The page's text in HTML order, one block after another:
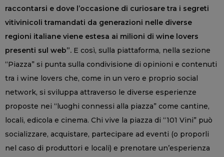
raccontarsi e dove l’occasione di curiosare tra i segreti
vitivinicoli tramandati da generazioni nelle diverse
regioni italiane viene estesa ai milioni di wine lovers
presenti sul web”. E così, sulla piattaforma, nella sezione
“Piazza” si punta sulla condivisione di opinioni e contenuti
tra i wine lovers che, come in un vero e proprio social
network, si sviluppa attraverso le diverse esperienze
proposte nei “luoghi connessi alla piazza” come cantine,
locali, edicola e cinema. Chi vive la piazza di “101 Vini” può
socializzare, acquistare, partecipare ad eventi (o proporli
nel caso di produttori e locali) e prenotare un’esperienza